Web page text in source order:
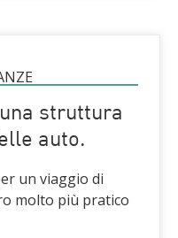
struttura
auto.
un viaggio di
molto più pratico